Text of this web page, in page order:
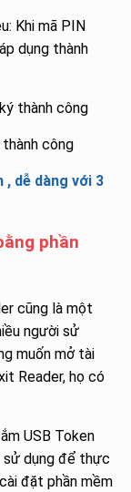
Khi mã PIN
dụng thành
thành công
, dễ dàng với 3
phần
cũng là một
người sử
muốn mở tài
Reader, họ có
USB Token
sử dụng để thực
đặt phần mềm